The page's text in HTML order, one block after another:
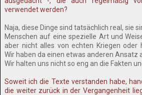
verwendet werden?
Naja, diese Dinge sind tatsächlich real, sie
Menschen auf eine spezielle Art und
aber nicht alles von echten Kriegen oder
Wir haben da einen etwas anderen Ansatz
Wir halten uns nicht so eng an die Fakten
Soweit ich die Texte verstanden habe,
die weiter zurück in der Vergangenheit